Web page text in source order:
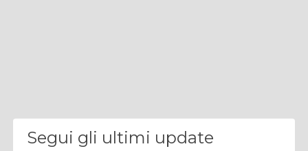
Segui gli ultimi update